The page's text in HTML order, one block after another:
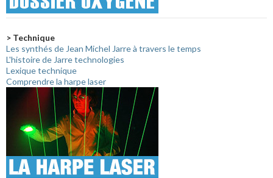
> Technique
Les synthés de Jean Michel Jarre à travers le temps
L'histoire de Jarre technologies
Lexique technique
Comprendre la harpe laser